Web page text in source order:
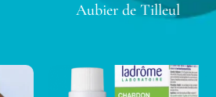
Aubier de Tilleul